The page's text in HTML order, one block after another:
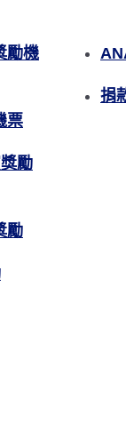
勵機
票
勵
勵
捐